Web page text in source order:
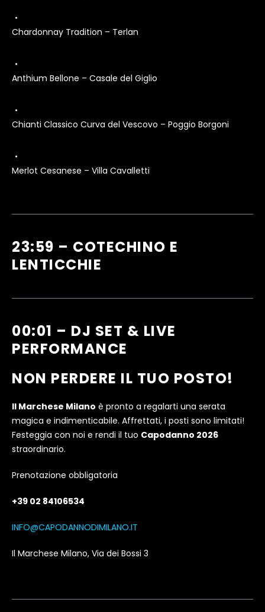
Chardonnay Tradition – Terlan
Anthium Bellone – Casale del Giglio
Chianti Classico Curva del Vescovo – Poggio Borgoni
Merlot Cesanese – Villa Cavalletti
23:59 – COTECHINO E
LENTICCHIE
00:01 – DJ SET & LIVE
PERFORMANCE
NON PERDERE IL TUO POSTO!
Il Marchese Milano è pronto a regalarti una serata
magica e indimenticabile. Affrettati, i posti sono limitati!
Festeggia con noi e rendi il tuo Capodanno 2026
straordinario.
Prenotazione obbligatoria
+39 02 84106534
INFO@CAPODANNODIMILANO.IT
Il Marchese Milano, Via dei Bossi 3